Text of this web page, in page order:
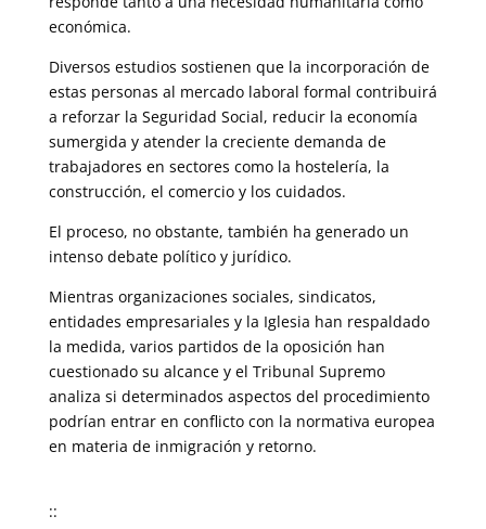
económica.
Diversos estudios sostienen que la incorporación de
estas personas al mercado laboral formal contribuirá
a reforzar la Seguridad Social, reducir la economía
sumergida y atender la creciente demanda de
trabajadores en sectores como la hostelería, la
construcción, el comercio y los cuidados.
El proceso, no obstante, también ha generado un
intenso debate político y jurídico.
Mientras organizaciones sociales, sindicatos,
entidades empresariales y la Iglesia han respaldado
la medida, varios partidos de la oposición han
cuestionado su alcance y el Tribunal Supremo
analiza si determinados aspectos del procedimiento
podrían entrar en conflicto con la normativa europea
en materia de inmigración y retorno.
::